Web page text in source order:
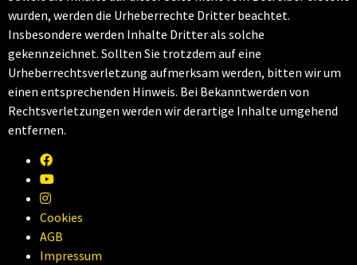
wurden, werden die Urheberrechte Dritter beachtet.
Insbesondere werden Inhalte Dritter als solche
gekennzeichnet. Sollten Sie trotzdem auf eine
Urheberrechtsverletzung aufmerksam werden, bitten wir um
einen entsprechenden Hinweis. Bei Bekanntwerden von
Rechtsverletzungen werden wir derartige Inhalte umgehend
entfernen.
Facebook
YouTube
Instagram
Cookies
AGB
Impressum